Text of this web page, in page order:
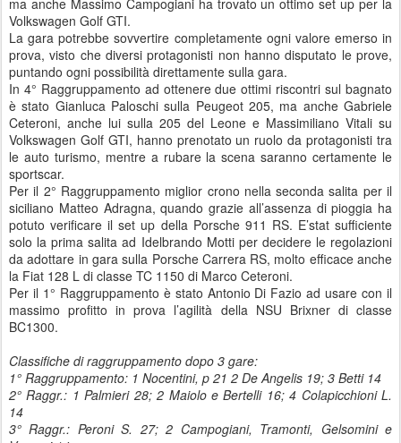
ma anche Massimo Campogiani ha trovato un ottimo set up per la
Volkswagen Golf GTI.
La gara potrebbe sovvertire completamente ogni valore emerso in
prova, visto che diversi protagonisti non hanno disputato le prove,
puntando ogni possibilità direttamente sulla gara.
In 4° Raggruppamento ad ottenere due ottimi riscontri sul bagnato
è stato Gianluca Paloschi sulla Peugeot 205, ma anche Gabriele
Ceteroni, anche lui sulla 205 del Leone e Massimiliano Vitali su
Volkswagen Golf GTI, hanno prenotato un ruolo da protagonisti tra
le auto turismo, mentre a rubare la scena saranno certamente le
sportscar.
Per il 2° Raggruppamento miglior crono nella seconda salita per il
siciliano Matteo Adragna, quando grazie all’assenza di pioggia ha
potuto verificare il set up della Porsche 911 RS. E’stat sufficiente
solo la prima salita ad Idelbrando Motti per decidere le regolazioni
da adottare in gara sulla Porsche Carrera RS, molto efficace anche
la Fiat 128 L di classe TC 1150 di Marco Ceteroni.
Per il 1° Raggruppamento è stato Antonio Di Fazio ad usare con il
massimo profitto in prova l’agilità della NSU Brixner di classe
BC1300.
Classifiche di raggruppamento dopo 3 gare:
1° Raggruppamento: 1 Nocentini, p 21 2 De Angelis 19; 3 Betti 14
2° Raggr.: 1 Palmieri 28; 2 Maiolo e Bertelli 16; 4 Colapicchioni L.
14
3° Raggr.: Peroni S. 27; 2 Campogiani, Tramonti, Gelsomini e